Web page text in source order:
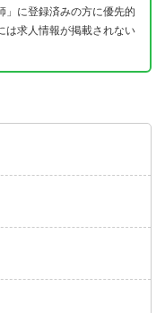
」に登録済みの方に優先的
は求人情報が掲載されない